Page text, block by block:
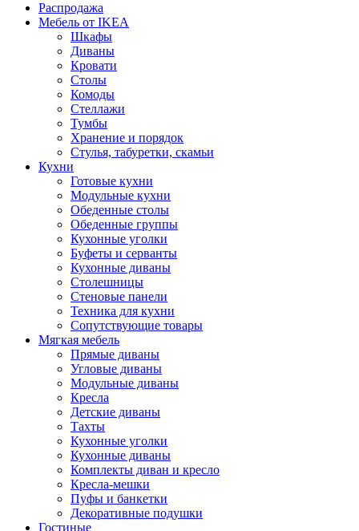
Распродажа
Мебель от IKEA
Шкафы
Диваны
Кровати
Столы
Комоды
Стеллажи
Тумбы
Хранение и порядок
Стулья, табуретки, скамьи
Кухни
Готовые кухни
Модульные кухни
Обеденные столы
Обеденные группы
Кухонные уголки
Буфеты и серванты
Кухонные диваны
Столешницы
Стеновые панели
Техника для кухни
Сопутствующие товары
Мягкая мебель
Прямые диваны
Угловые диваны
Модульные диваны
Кресла
Детские диваны
Тахты
Кухонные уголки
Кухонные диваны
Комплекты диван и кресло
Кресла-мешки
Пуфы и банкетки
Декоративные подушки
Гостиные